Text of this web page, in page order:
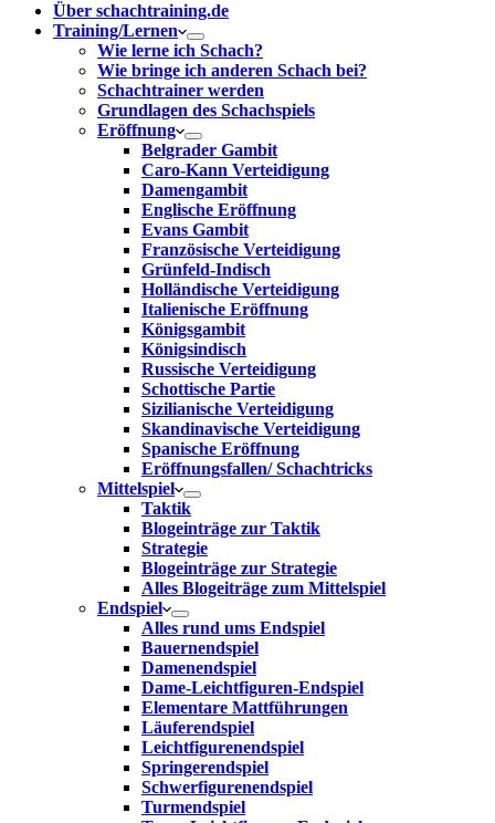
Über schachtraining.de
Training/Lernen
Wie lerne ich Schach?
Wie bringe ich anderen Schach bei?
Schachtrainer werden
Grundlagen des Schachspiels
Eröffnung
Belgrader Gambit
Caro-Kann Verteidigung
Damengambit
Englische Eröffnung
Evans Gambit
Französische Verteidigung
Grünfeld-Indisch
Holländische Verteidigung
Italienische Eröffnung
Königsgambit
Königsindisch
Russische Verteidigung
Schottische Partie
Sizilianische Verteidigung
Skandinavische Verteidigung
Spanische Eröffnung
Eröffnungsfallen/ Schachtricks
Mittelspiel
Taktik
Blogeinträge zur Taktik
Strategie
Blogeinträge zur Strategie
Alles Blogeiträge zum Mittelspiel
Endspiel
Alles rund ums Endspiel
Bauernendspiel
Damenendspiel
Dame-Leichtfiguren-Endspiel
Elementare Mattführungen
Läuferendspiel
Leichtfigurenendspiel
Springerendspiel
Schwerfigurenendspiel
Turmendspiel